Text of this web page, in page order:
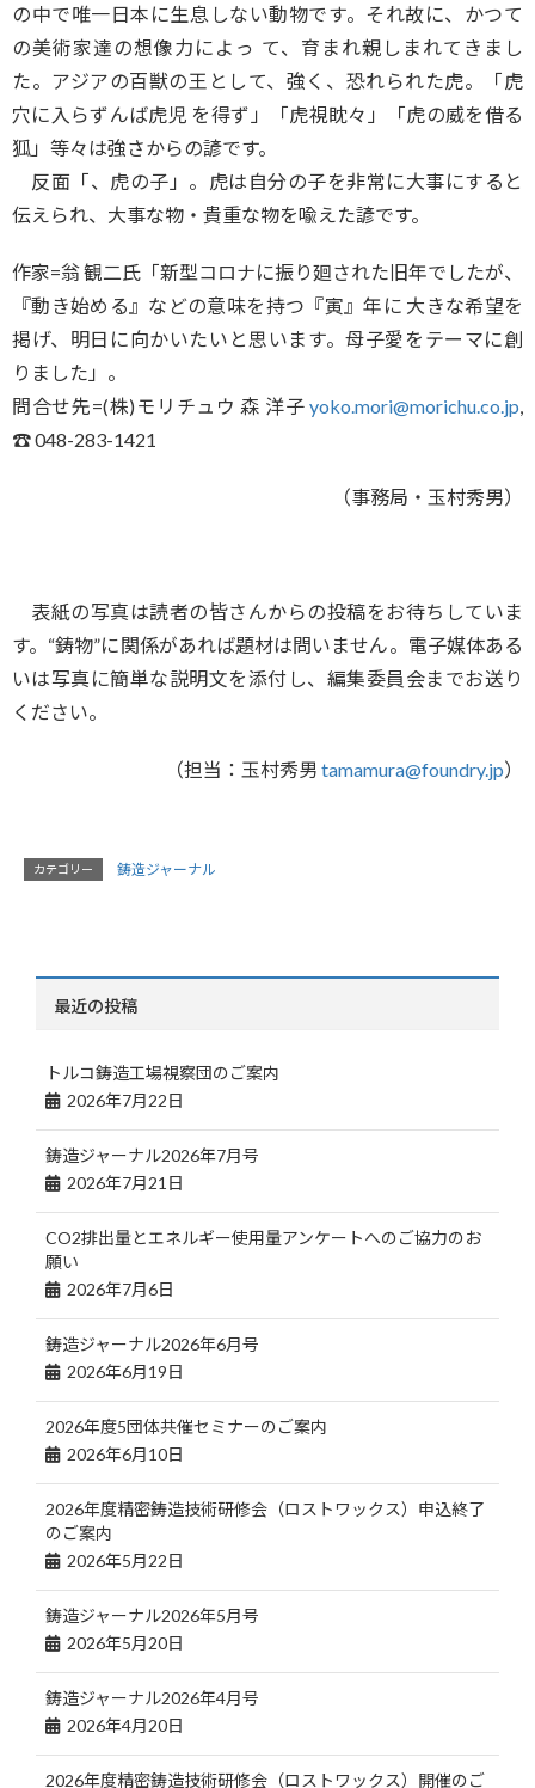
の中で唯一日本に生息しない動物です。それ故に、かつて
の美術家達の想像力によっ て、育まれ親しまれてきまし
た。アジアの百獣の王として、強く、恐れられた虎。「虎
穴に入らずんば虎児 を得ず」「虎視眈々」「虎の威を借る
狐」等々は強さからの諺です。
反面「、虎の子」。虎は自分の子を非常に大事にすると
伝えられ、大事な物・貴重な物を喩えた諺です。
作家=翁 観二氏「新型コロナに振り廻された旧年でしたが、
『動き始める』などの意味を持つ『寅』年に 大きな希望を
掲げ、明日に向かいたいと思います。母子愛をテーマに創
りました」。
問合せ先=(株)モリチュウ 森 洋子 yoko.mori@morichu.co.jp,
☎︎ 048-283-1421
（事務局・玉村秀男）
表紙の写真は読者の皆さんからの投稿をお待ちしていま
す。“鋳物”に関係があれば題材は問いません。電子媒体ある
いは写真に簡単な説明文を添付し、編集委員会までお送り
ください。
（担当：玉村秀男 tamamura@foundry.jp）
カテゴリー 鋳造ジャーナル
最近の投稿
トルコ鋳造工場視察団のご案内
2026年7月22日
鋳造ジャーナル2026年7月号
2026年7月21日
CO2排出量とエネルギー使用量アンケートへのご協力のお
願い
2026年7月6日
鋳造ジャーナル2026年6月号
2026年6月19日
2026年度5団体共催セミナーのご案内
2026年6月10日
2026年度精密鋳造技術研修会（ロストワックス）申込終了
のご案内
2026年5月22日
鋳造ジャーナル2026年5月号
2026年5月20日
鋳造ジャーナル2026年4月号
2026年4月20日
2026年度精密鋳造技術研修会（ロストワックス）開催のご